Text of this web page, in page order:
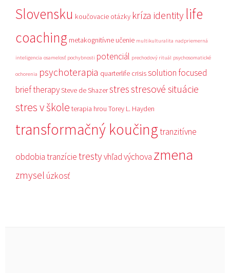
Slovensku koučovacie otázky kríza identity life
coaching metakognitívne učenie multikulturalita nadpriemerná
inteligencia osamelosť pochybnosti potenciál prechodový rituál psychosomatické
ochorenia psychoterapia quarterlife crisissolution focused
brief therapySteve de Shazerstresstresové situácie
stres v škole terapia hrou Torey L. Hayden
transformačný koučingtranzitívne
obdobiatranzícietrestyvhľadvýchova zmena
zmysel úzkosť